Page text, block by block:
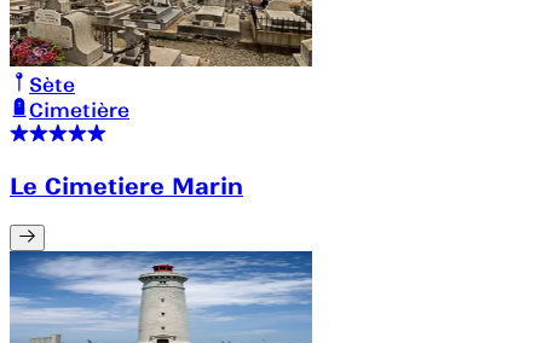
Sète
Cimetière
Le Cimetiere Marin